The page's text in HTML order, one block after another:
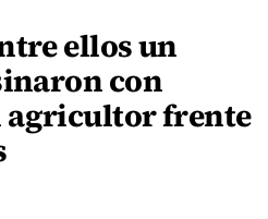
ellos un
con
agricultor frente